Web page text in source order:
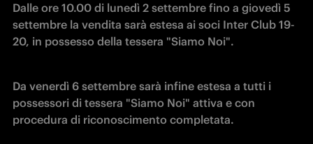
Dalle ore 10.00 di lunedì 2 settembre fino a giovedì 5
settembre la vendita sarà estesa ai soci Inter Club 19-
20, in possesso della tessera "Siamo Noi".
Da venerdì 6 settembre sarà infine estesa a tutti i
possessori di tessera "Siamo Noi" attiva e con
procedura di riconoscimento completata.